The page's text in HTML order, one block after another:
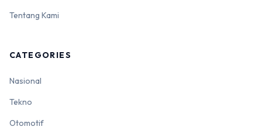
Tentang Kami
CATEGORIES
Nasional
Tekno
Otomotif